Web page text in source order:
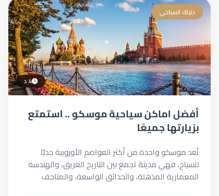
دليلك السياحي
4 د
أفضل اماكن سياحية موسكو .. استمتع
بزيارتها جميعًا
تُعد موسكو واحدة من أكثر العواصم الأوروبية جذبًا
للسياح، فهي مدينة تجمع بين التاريخ العريق، والهندسة
المعمارية المذهلة، والحدائق الواسعة، والمتاحف